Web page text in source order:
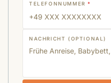
TELEFONNUMMER*
NACHRICHT (OPTIONAL)